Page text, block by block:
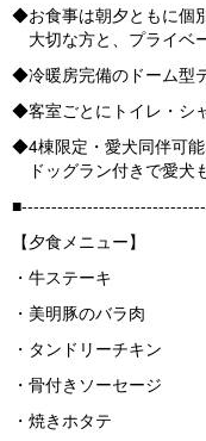
◆お食事は朝夕ともに個
大切な方と、プライベ
◆冷暖房完備のドーム型
◆客室ごとにトイレ・シ
◆4棟限定・愛犬同伴可能
ドッグラン付きで愛犬
【夕食メニュー】
・牛ステーキ
・美明豚のバラ肉
・タンドリーチキン
・骨付きソーセージ
・焼きホタテ